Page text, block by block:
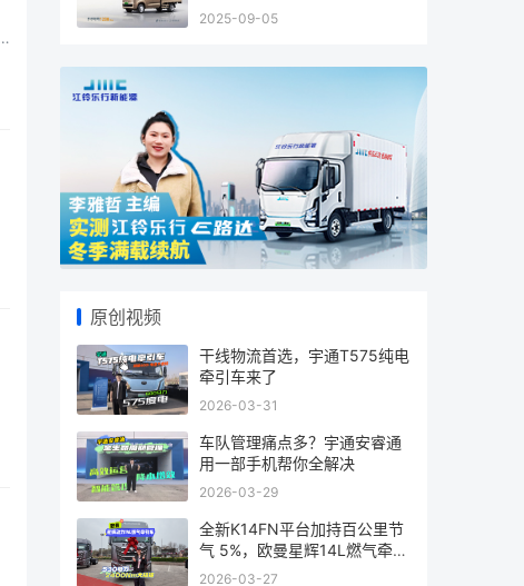
商用车
2025-09-05
原创视频
干线物流首选，宇通T575纯电
牵引车来了
2026-03-31
车队管理痛点多？宇通安睿通
用一部手机帮你全解决
2026-03-29
全新K14FN平台加持百公里节
气 5%，欧曼星辉14L燃气牵引
车省气又
2026-03-27